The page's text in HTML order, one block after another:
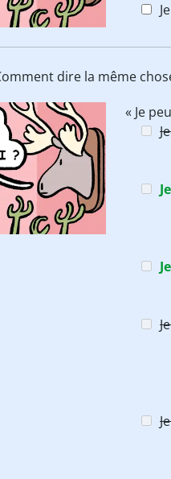
dire la même
« Je